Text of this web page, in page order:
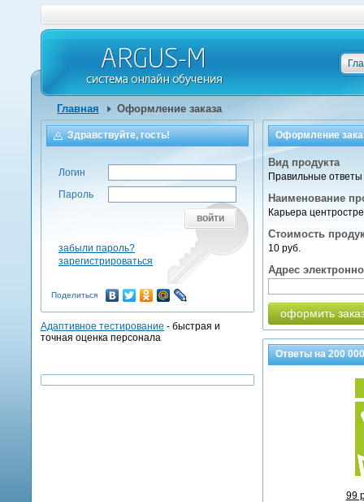
Главная Оформление заказа
Оформление
Вид продукта
Правильные ответы
Наименование
Карьера
Стоимость
10 руб.
Адрес
оформить
Ответы на200 000
99
Здравствуйте, гость!
Логин
Пароль
войти
забыли пароль?
зарегистрироваться
Поделиться
Адаптивное тестирование - быстрая и
точная оценка персонала